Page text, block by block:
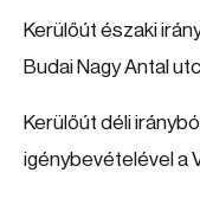
Kerülőút északi
Budai Nagy Antal
Kerülőút déli
igénybevételével a